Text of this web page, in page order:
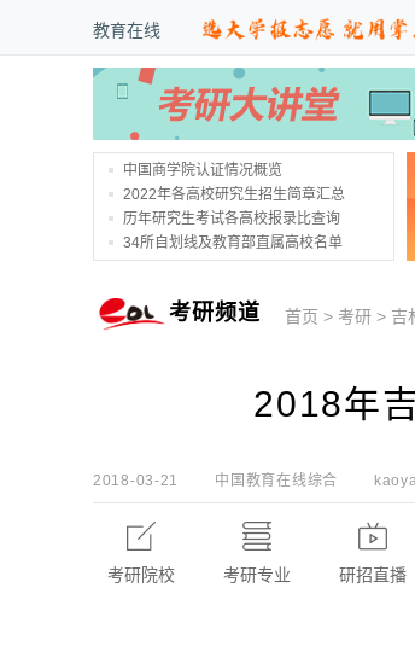
教育在线
中国商学院认证情况概览
2022年各高校研究生招生简章汇总
历年研究生考试各高校报录比查询
34所自划线及教育部直属高校名单
考研频道 首页 > 考研 > 吉
2018年
2018-03-21 中国教育在线综合
考研院校 考研专业 研招直播